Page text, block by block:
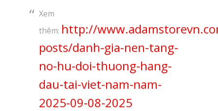
Xem
thêm: http://
posts/danh-gia-nen-tang-
no-hu-doi-thuong-hang-
dau-tai-viet-nam-nam-
2025-09-08-2025